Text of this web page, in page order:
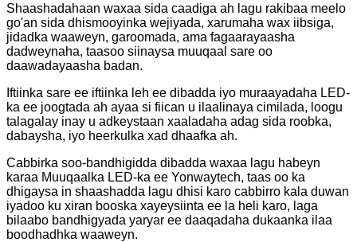
Shaashadahaan waxaa sida caadiga ah lagu rakibaa meelo
go'an sida dhismooyinka wejiyada, xarumaha wax iibsiga,
jidadka waaweyn, garoomada, ama fagaarayaasha
dadweynaha, taasoo siinaysa muuqaal sare oo
daawadayaasha badan.
Iftiinka sare ee iftiinka leh ee dibadda iyo muraayadaha LED-
ka ee joogtada ah ayaa si fiican u ilaalinaya cimilada, loogu
talagalay inay u adkeystaan ​​xaaladaha adag sida roobka,
dabaysha, iyo heerkulka xad dhaafka ah.
Cabbirka soo-bandhigidda dibadda waxaa lagu habeyn
karaa Muuqaalka LED-ka ee Yonwaytech, taas oo ka
dhigaysa in shaashadda lagu dhisi karo cabbirro kala duwan
iyadoo ku xiran booska xayeysiinta ee la heli karo, laga
bilaabo bandhigyada yaryar ee daaqadaha dukaanka ilaa
boodhadhka waaweyn.